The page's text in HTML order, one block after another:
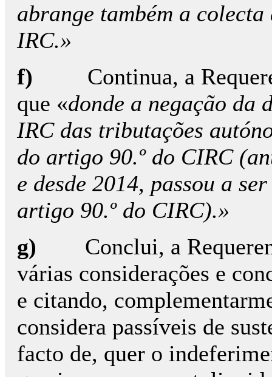
abrange também a
IRC.»
f) Continua, a
que «donde a negação da
IRC das tributações
do artigo 90.º do CIRC
e desde 2014, passou a
artigo 90.º do CIRC).»
g) Conclui, a
várias considerações e
e citando,
considera passíveis de
facto de, quer o